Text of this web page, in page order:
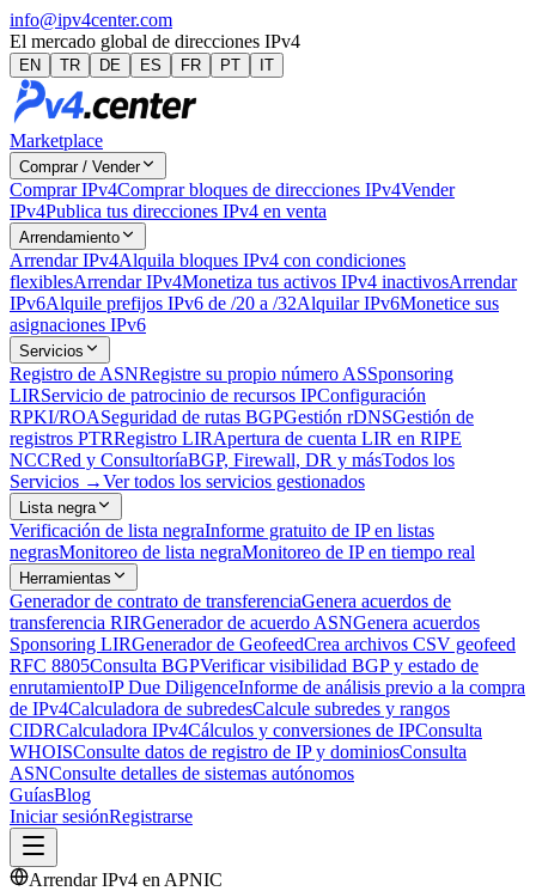
info@ipv4center.com
El mercado global de direcciones IPv4
EN TR DE ES FR PT IT
Marketplace
Comprar / Vender
Comprar IPv4Comprar bloques de direcciones IPv4Vender
IPv4Publica tus direcciones IPv4 en venta
Arrendamiento
Arrendar IPv4Alquila bloques IPv4 con condiciones
flexiblesArrendar IPv4Monetiza tus activos IPv4 inactivosArrendar
IPv6Alquile prefijos IPv6 de /20 a /32Alquilar IPv6Monetice sus
asignaciones IPv6
Servicios
Registro de ASNRegistre su propio número ASSponsoring
LIRServicio de patrocinio de recursos IPConfiguración
RPKI/ROASeguridad de rutas BGPGestión rDNSGestión de
registros PTRRegistro LIRApertura de cuenta LIR en RIPE
NCCRed y ConsultoríaBGP, Firewall, DR y másTodos los
Servicios →Ver todos los servicios gestionados
Lista negra
Verificación de lista negraInforme gratuito de IP en listas
negrasMonitoreo de lista negraMonitoreo de IP en tiempo real
Herramientas
Generador de contrato de transferenciaGenera acuerdos de
transferencia RIRGenerador de acuerdo ASNGenera acuerdos
Sponsoring LIRGenerador de GeofeedCrea archivos CSV geofeed
RFC 8805Consulta BGPVerificar visibilidad BGP y estado de
enrutamientoIP Due DiligenceInforme de análisis previo a la compra
de IPv4Calculadora de subredesCalcule subredes y rangos
CIDRCalculadora IPv4Cálculos y conversiones de IPConsulta
WHOISConsulte datos de registro de IP y dominiosConsulta
ASNConsulte detalles de sistemas autónomos
GuíasBlog
Iniciar sesiónRegistrarse
Arrendar IPv4 en APNIC